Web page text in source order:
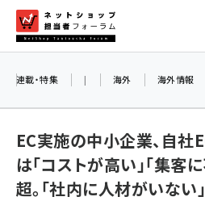
ン
ネットショッ
amazon (2260)
連載・特集 | 海外 海外情報
EC実施の中小企業、自社
は「コストが高い」「集客
超。「社内に人材がいない